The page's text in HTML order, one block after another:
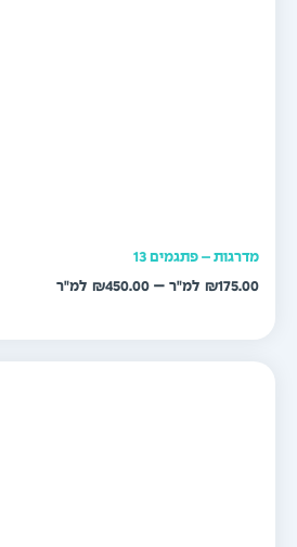
– פתגמים 13
₪
–
₪450.00
טווח
עד